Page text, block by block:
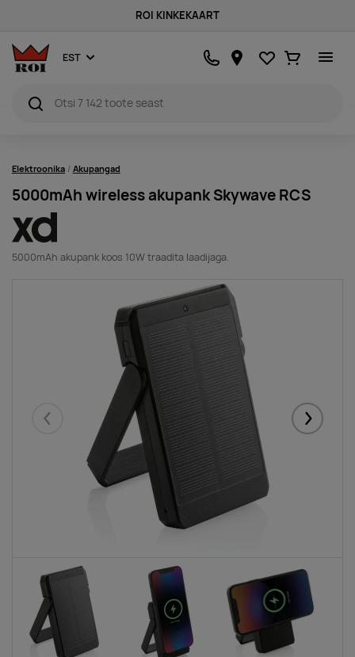
ROI KINKEKAART
EST Lemmikud
Ostukorv
Elektroonika Akupangad
5000mAh wireless akupank Skywave RCS
5000mAh akupank koos 10W traadita laadijaga.
Eelmised